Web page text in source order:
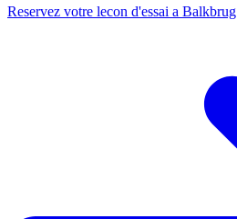
Reservez votre lecon d'essai a Balkbrug